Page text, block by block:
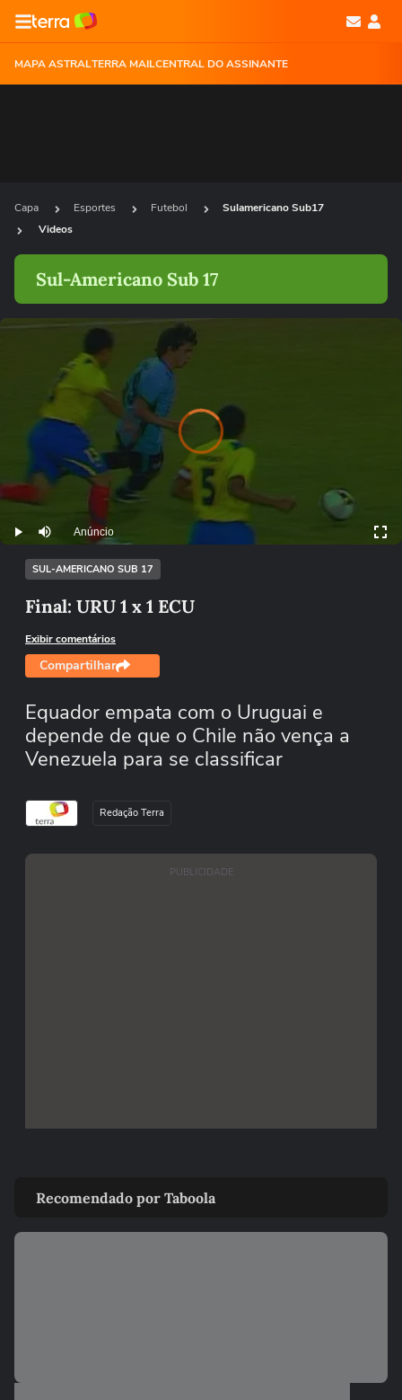
MAPA ASTRALTERRA MAILCENTRAL DO ASSINANTE
Capa Esportes Futebol
Sulamericano Sub17
Videos
Sul-Americano Sub 17
Vi d
e
o Pl
a
y
er
i s l
o
adi
n
g .
Play Mutar Anúncio
SUL-AMERICANO SUB 17
Final: URU 1 x 1 ECU
Exibir comentários
Compartilhar
Equador empata com o Uruguai e
depende de que o Chile não vença a
Venezuela para se classificar
Redação Terra
PUBLICIDADE
Recomendado por Taboola